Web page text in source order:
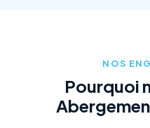
NOS
Pourquoi